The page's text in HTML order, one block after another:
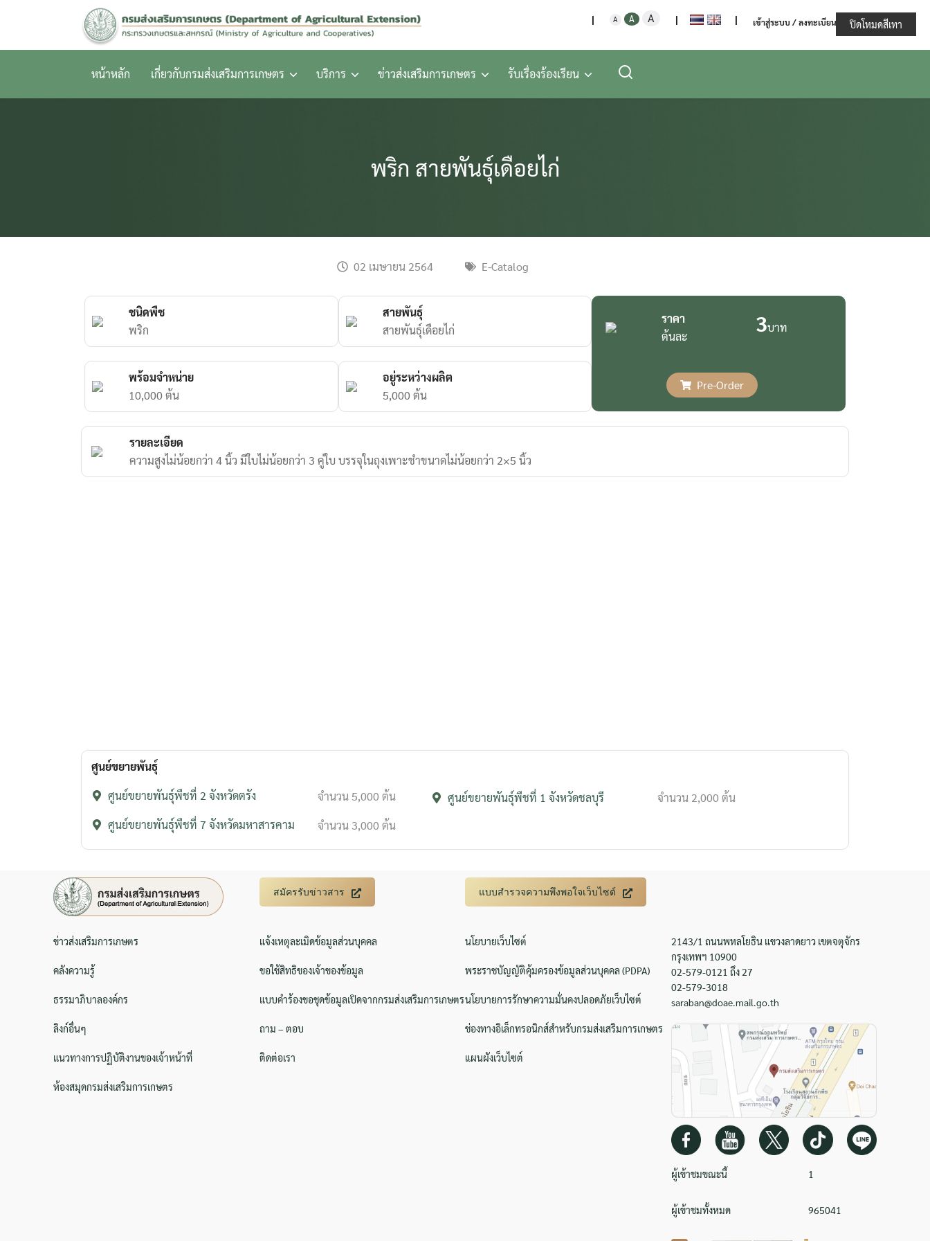
กรมส่งเสริมการเกษตร กระทรวงเกษตรและสหกรณ์
A Decrease
fontAReset
font
A Increase
| | เข้าสู่ระบบ / ลงทะเบียน
หน้าหลัก เกี่ยวกับกรมส่งเสริมการเกษตร บริการ ข่าวส่งเสริมการเกษตร รับเรื่องร้องเรียน
พริก สายพันธุ์เดือยไก่
02 เมษายน 2564 E-Catalog
ชนิดพืช
พริก
พร้อมจำหน่าย
10,000 ต้น
สายพันธุ์
สายพันธุ์เดือยไก่
อยู่ระหว่างผลิต
5,000 ต้น
ราคา
ต้นละ
3บาท
Pre-Order
รายละเอียด
ความสูงไม่น้อยกว่า 4 นิ้ว มีใบไม่น้อยกว่า 3 คู่ใบ บรรจุในถุงเพาะชำขนาดไม่น้อยกว่า 2×5 นิ้ว
ศูนย์ขยายพันธุ์
ศูนย์ขยายพันธุ์พืชที่ 2 จังหวัดตรัง
ศูนย์ขยายพันธุ์พืชที่ 7 จังหวัดมหาสารคาม
จำนวน 5,000 ต้น
จำนวน 3,000 ต้น
ศูนย์ขยายพันธุ์พืชที่ 1 จังหวัดชลบุรี จำนวน 2,000 ต้น
สมัครรับข่าวสาร แบบสำรวจความพึงพอใจเว็บไซต์
ข่าวส่งเสริมการเกษตร
คลังความรู้
ธรรมาภิบาลองค์กร
ลิงก์อื่นๆ
แนวทางการปฏิบัติงานของเจ้าหน้าที่
ห้องสมุดกรมส่งเสริมการเกษตร
แจ้งเหตุละเมิดข้อมูลส่วนบุคคล
ขอใช้สิทธิของเจ้าของข้อมูล
แบบคำร้องขอชุดข้อมูลเปิดจากกรมส่งเสริมการเกษตร
ถาม – ตอบ
ติดต่อเรา
นโยบายเว็บไซต์
พระราชบัญญัติคุ้มครองข้อมูลส่วนบุคคล (PDPA)
นโยบายการรักษาความมั่นคงปลอดภัยเว็บไซต์
ช่องทางอิเล็กทรอนิกส์สำหรับกรมส่งเสริมการเกษตร
แผนผังเว็บไซต์
2143/1 ถนนพหลโยธิน แขวงลาดยาว เขตจตุจักร
กรุงเทพฯ 10900
02-579-0121 ถึง 27
02-579-3018
saraban@doae.mail.go.th
ผู้เข้าชมขณะนี้ 1
ผู้เข้าชมทั้งหมด 965041
ปิดโหมดสีเทา